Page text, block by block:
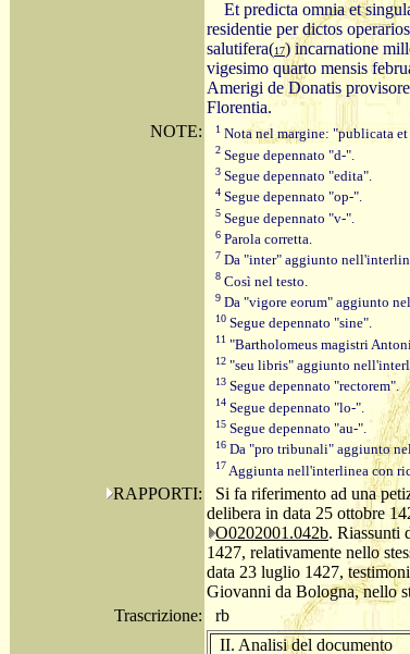
Et predicta omnia et
residentie per dictos
salutifera(17)incarnatione
vigesimo quarto mensis
Amerigi de Donatis
Florentia.
NOTE:
1 Nota nel margine: "publicata
2 Segue depennato "d-".
3 Segue depennato "edita".
4 Segue depennato "op-".
5 Segue depennato "v-".
6 Parola corretta.
7 Da "inter" aggiunto
8 Così nel testo.
9 Da "vigore eorum" aggiunto
10 Segue depennato "sine".
11 "Bartholomeus magistri
12 "seu libris" aggiunto
13 Segue depennato "rectorem".
14 Segue depennato "lo-".
15 Segue depennato "au-".
16 Da "pro tribunali" aggiunto
17 Aggiunta nell'interlinea con
RAPPORTI:
Si fa riferimento ad una
delibera in data 25 ottobre
O0202001.042b. Riassunti
1427, relativamente nello
data 23 luglio 1427,
Giovanni da Bologna, nello
Trascrizione:
rb
II. Analisi del documento